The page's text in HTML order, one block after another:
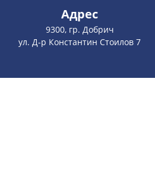
Адрес
9300, гр. Добрич
ул. Д-р Константин Стоилов 7